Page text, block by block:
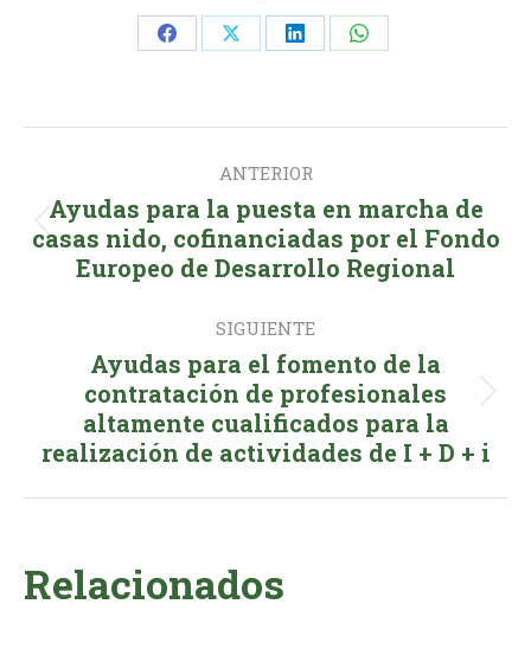
Share Share Share Share
entre
publicaciones
ANTERIOR
Publicación
anterior:
Ayudas para la puesta en marcha de
casas nido, cofinanciadas por el Fondo
Europeo de Desarrollo Regional
SIGUIENTE
Publicación
siguiente:
Ayudas para el fomento de la
contratación de profesionales
altamente cualificados para la
realización de actividades de I + D + i
Relacionados